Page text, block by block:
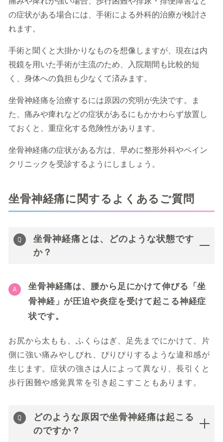
の症状がある場合には、手術による外科的治療が検討さ
れます。
手術と聞くと大掛かりなものを想像しますが、現在は内
視鏡を用いた手術が主流のため、入院期間も比較的短
く、身体への負担も少なくて済みます。
坐骨神経痛を治療するには原因の究明が先決です。ま
た、痛みや痺れなどの症状があるにもかかわらず放置し
ておくと、重症化する危険性があります。
坐骨神経痛の症状がある方は、早めに整形外科やペイン
クリニックを受診するようにしましょう。
坐骨神経痛に関するよくあるご質問
坐骨神経痛とは、どのような状態です
か？
坐骨神経痛は、腰から足にかけて伸びる「坐
骨神経」が圧迫や炎症を受けて起こる神経症
状です。
お尻から太もも、ふくらはぎ、足先までにかけて、片
側に強い痛みやしびれ、ぴりぴりするような違和感が
生じます。症状の強さは人によって異なり、長引くと
歩行困難や感覚異常を引き起こすこともあります。
どのような原因で坐骨神経痛は起こる
のですか？